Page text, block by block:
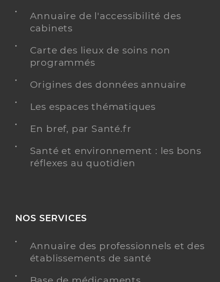
Annuaire de l'accessibilité des
cabinets
Carte des lieux de soins non
programmés
Origines des données annuaire
Les espaces thématiques
En bref, par Santé.fr
Santé et environnement : les bons
réflexes au quotidien
NOS SERVICES
Annuaire des professionnels et des
établissements de santé